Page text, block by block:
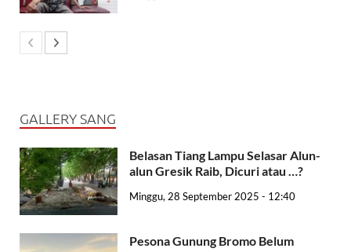
GALLERY SANG
Belasan Tiang Lampu Selasar Alun-
alun Gresik Raib, Dicuri atau …?
Minggu, 28 September 2025 - 12:40
Pesona Gunung Bromo Belum